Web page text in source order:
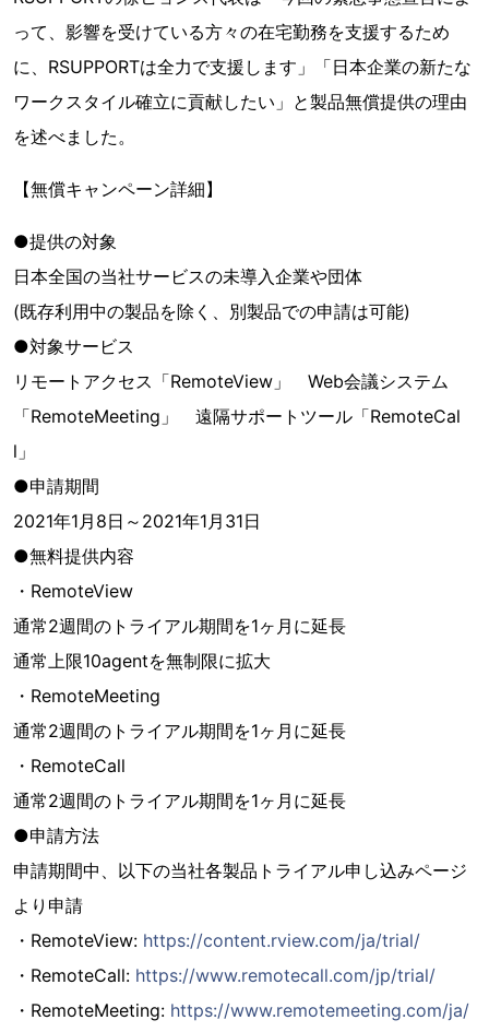
って、影響を受けている方々の在宅勤務を支援するため
に、RSUPPORTは全力で支援します」「日本企業の新たな
ワークスタイル確立に貢献したい」と製品無償提供の理由
を述べました。
【無償キャンペーン詳細】
●提供の対象
日本全国の当社サービスの未導入企業や団体
(既存利用中の製品を除く、別製品での申請は可能)
●対象サービス
リモートアクセス「RemoteView」 Web会議システム
「RemoteMeeting」 遠隔サポートツール「RemoteCal
l」
●申請期間
2021年1月8日～2021年1月31日
●無料提供内容
・RemoteView
通常2週間のトライアル期間を1ヶ月に延長
通常上限10agentを無制限に拡大
・RemoteMeeting
通常2週間のトライアル期間を1ヶ月に延長
・RemoteCall
通常2週間のトライアル期間を1ヶ月に延長
●申請方法
申請期間中、以下の当社各製品トライアル申し込みページ
より申請
・RemoteView: https://content.rview.com/ja/trial/
・RemoteCall: https://www.remotecall.com/jp/trial/
・RemoteMeeting: https://www.remotemeeting.com/ja/